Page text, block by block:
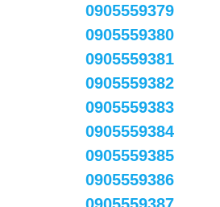
0905559379
0905559380
0905559381
0905559382
0905559383
0905559384
0905559385
0905559386